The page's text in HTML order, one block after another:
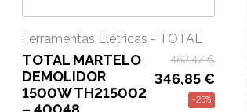
Ferramentas Elétricas - TOTAL
TOTAL MARTELO
DEMOLIDOR
1500W TH215002
462,47€
346,85€
-25%